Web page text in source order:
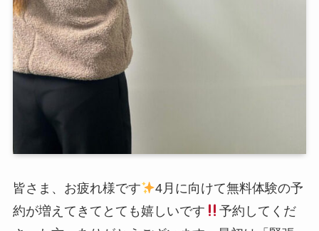
皆さま、お疲れ様です
4月に向けて無料体験の予
約が増えてきてとても嬉しいです
予約してくだ